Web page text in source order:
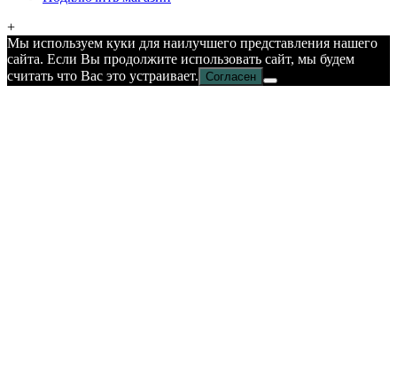
+
Мы используем куки для наилучшего представления нашего
сайта. Если Вы продолжите использовать сайт, мы будем
считать что Вас это устраивает. Согласен